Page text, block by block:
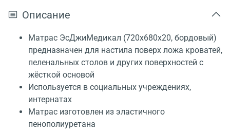
Описание
Матрас ЭсДжиМедикал (720x680x20, бордовый)
предназначен для настила поверх ложа кроватей,
пеленальных столов и других поверхностей с
жёсткой основой
Используется в социальных учреждениях,
интернатах
Матрас изготовлен из эластичного
пенополиуретана